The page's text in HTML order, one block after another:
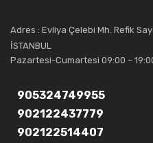
Artı Ses, güler yüzü ve deneyimi
güvenebileceğiniz bir tercihtir.
Adres : Evliya Çelebi Mh. Refik
İSTANBUL
Pazartesi-Cumartesi 09:00 –
905324749955
902122437779
902122514407